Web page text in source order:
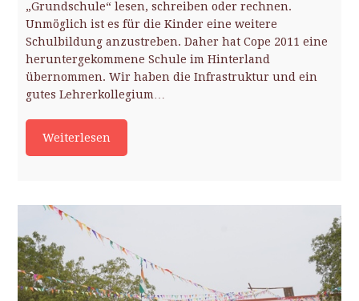
„Grundschule“ lesen, schreiben oder rechnen.
Unmöglich ist es für die Kinder eine weitere
Schulbildung anzustreben. Daher hat Cope 2011 eine
heruntergekommene Schule im Hinterland
übernommen. Wir haben die Infrastruktur und ein
gutes Lehrerkollegium…
Weiterlesen